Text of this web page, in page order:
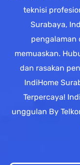
teknisi
Surabaya,
pengalaman
memuaskan.
dan rasakan
IndiHome
Terpercaya!
unggulan By